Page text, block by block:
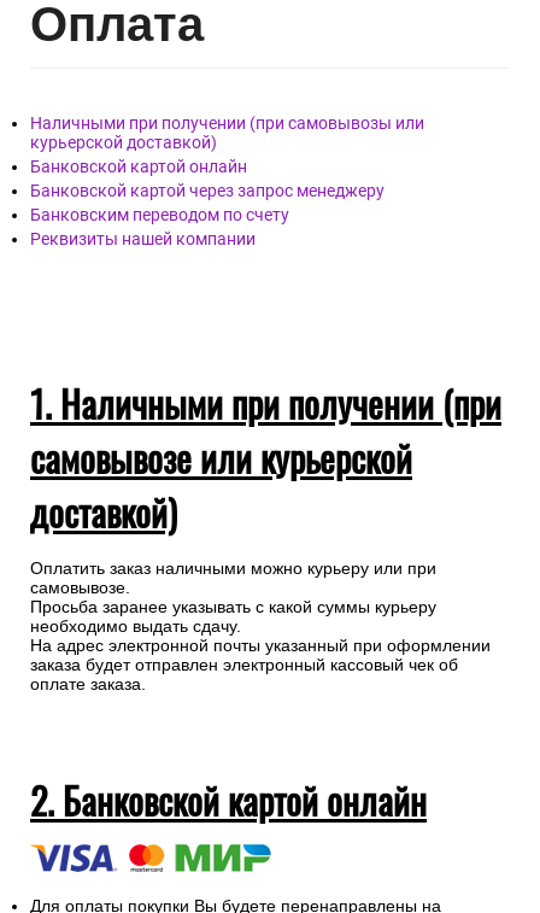
Оплата
Наличными при получении (при самовывозы или
курьерской доставкой)
Банковской картой онлайн
Банковской картой через запрос менеджеру
Банковским переводом по счету
Реквизиты нашей компании
1. Наличными при получении (при
самовывозе или курьерской
доставкой)
Оплатить заказ наличными можно курьеру или при
самовывозе.
Просьба заранее указывать с какой суммы курьеру
необходимо выдать сдачу.
На адрес электронной почты указанный при оформлении
заказа будет отправлен электронный кассовый чек об
оплате заказа.
2. Банковской картой онлайн
Для оплаты покупки Вы будете перенаправлены на